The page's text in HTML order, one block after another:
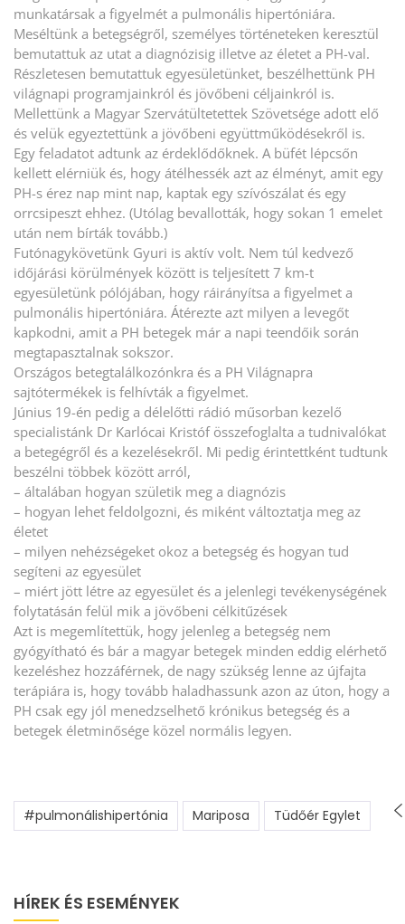
munkatársak a figyelmét a pulmonális hipertóniára.
Meséltünk a betegségről, személyes történeteken keresztül
bemutattuk az utat a diagnózisig illetve az életet a PH-val.
Részletesen bemutattuk egyesületünket, beszélhettünk PH
világnapi programjainkról és jövőbeni céljainkról is.
Mellettünk a Magyar Szervátültetettek Szövetsége adott elő
és velük egyeztettünk a jövőbeni együttműködésekről is.
Egy feladatot adtunk az érdeklődőknek. A büfét lépcsőn
kellett elérniük és, hogy átélhessék azt az élményt, amit egy
PH-s érez nap mint nap, kaptak egy szívószálat és egy
orrcsipeszt ehhez. (Utólag bevallották, hogy sokan 1 emelet
után nem bírták tovább.)
Futónagykövetünk Gyuri is aktív volt. Nem túl kedvező
időjárási körülmények között is teljesített 7 km-t
egyesületünk pólójában, hogy ráirányítsa a figyelmet a
pulmonális hipertóniára. Átérezte azt milyen a levegőt
kapkodni, amit a PH betegek már a napi teendőik során
megtapasztalnak sokszor.
Országos betegtalálkozónkra és a PH Világnapra
sajtótermékek is felhívták a figyelmet.
Június 19-én pedig a délelőtti rádió műsorban kezelő
specialistánk Dr Karlócai Kristóf összefoglalta a tudnivalókat
a betegégről és a kezelésekről. Mi pedig érintettként tudtunk
beszélni többek között arról,
– általában hogyan születik meg a diagnózis
– hogyan lehet feldolgozni, és miként változtatja meg az
életet
– milyen nehézségeket okoz a betegség és hogyan tud
segíteni az egyesület
– miért jött létre az egyesület és a jelenlegi tevékenységének
folytatásán felül mik a jövőbeni célkitűzések
Azt is megemlítettük, hogy jelenleg a betegség nem
gyógyítható és bár a magyar betegek minden eddig elérhető
kezeléshez hozzáférnek, de nagy szükség lenne az újfajta
terápiára is, hogy tovább haladhassunk azon az úton, hogy a
PH csak egy jól menedzselhető krónikus betegség és a
betegek életminősége közel normális legyen.
#pulmonálishipertónia Mariposa Tüdőér Egylet
HÍREK ÉS ESEMÉNYEK